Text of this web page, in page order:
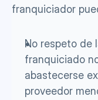
franquiciador
No respeto de
franquiciado
abastecerse
proveedor